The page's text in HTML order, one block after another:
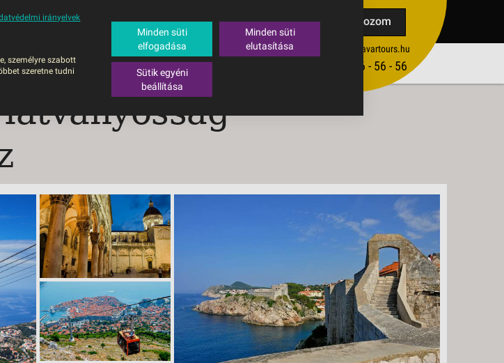
Feliratkozom
ertekesites@budavartours.hu
(+36­ 1) 3 - 56 - 56 - 56
RÖVID NYARALÁSOK SÚGÓ
TIPPEK
HAJÓUTAK
irányelvek
személyre szabott
szeretne tudni
Minden süti
elfogadása
Minden süti
elutasítása
Sütik egyéni
beállítása